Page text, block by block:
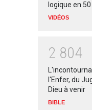
logique en
VIDÉOS
2 804
l'Enfer, du
Dieu à venir
BIBLE